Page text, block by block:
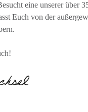
eine unserer über
Euch von der